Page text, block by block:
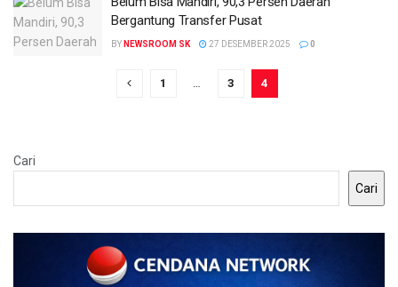
Bergantung Transfer Pusat
BY NEWSROOM SK 27 DESEMBER 2025 0
1 … 3 4
Cari
Cari